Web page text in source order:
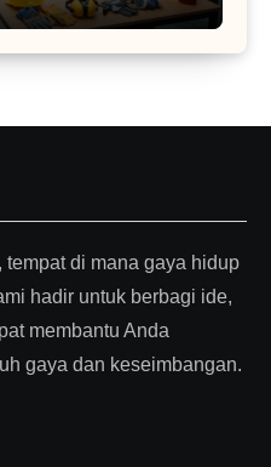
di mana gaya hidup
hadir untuk berbagi ide,
membantu Anda
gaya dan keseimbangan.